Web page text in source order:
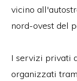
vicino
nord-ovest del
I servizi privati
organizzati